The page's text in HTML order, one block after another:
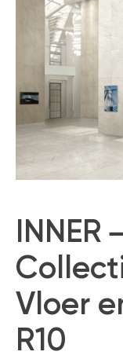
INNER
Vloer
R10